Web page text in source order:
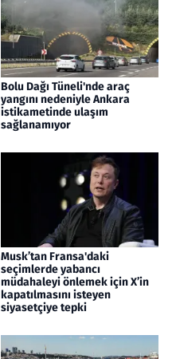
Bolu Dağı Tüneli'nde araç
yangını nedeniyle Ankara
istikametinde ulaşım
sağlanamıyor
Musk’tan Fransa'daki
seçimlerde yabancı
müdahaleyi önlemek için X’in
kapatılmasını isteyen
siyasetçiye tepki